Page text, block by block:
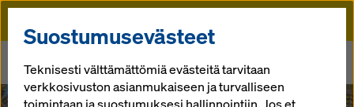
Doka
Dokan tuotteet taistelussa ilmastonmuutosta vastaan
Suostumusevästeet
Teknisesti välttämättömiä evästeitä tarvitaan
verkkosivuston asianmukaiseen ja turvalliseen